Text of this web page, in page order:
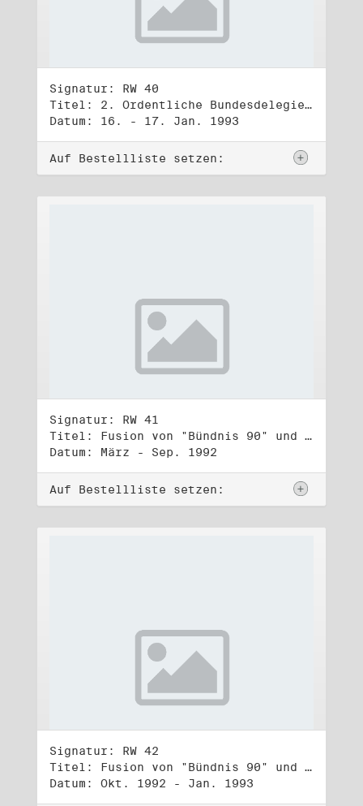
Signatur: RW 40
Titel: 2. Ordentliche Bundesdelegiertenversammlung (16.-17.1.1993)
Datum: 16. - 17. Jan. 1993
Auf Bestellliste setzen:
Signatur: RW 41
Titel: Fusion von "Bündnis 90" und "Die Grünen" (1)
Datum: März - Sep. 1992
Auf Bestellliste setzen:
Signatur: RW 42
Titel: Fusion von "Bündnis 90" und "Die Grünen" (2)
Datum: Okt. 1992 - Jan. 1993